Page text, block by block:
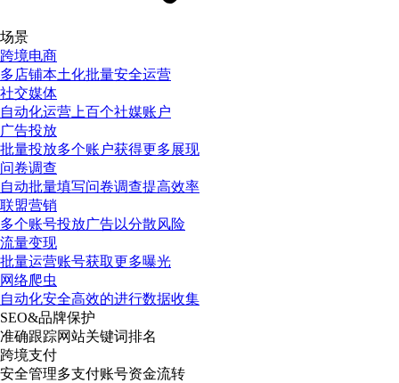
场景
跨境电商
多店铺本土化批量安全运营
社交媒体
自动化运营上百个社媒账户
广告投放
批量投放多个账户获得更多展现
问卷调查
自动批量填写问卷调查提高效率
联盟营销
多个账号投放广告以分散风险
流量变现
批量运营账号获取更多曝光
网络爬虫
自动化安全高效的进行数据收集
SEO&品牌保护
准确跟踪网站关键词排名
跨境支付
安全管理多支付账号资金流转